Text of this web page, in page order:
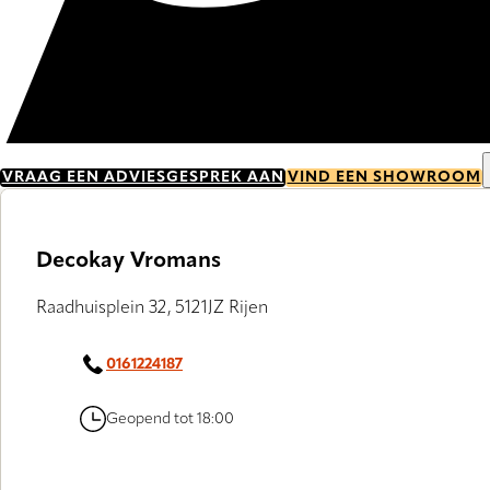
VRAAG EEN ADVIESGESPREK AAN VIND EEN SHOWROOM
Decokay Vromans
Raadhuisplein 32, 5121JZ Rijen
0161224187
Geopend tot 18:00